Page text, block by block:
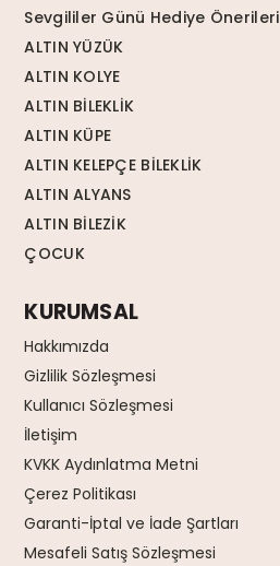
Sevgililer Günü Hediye Önerileri
ALTIN YÜZÜK
ALTIN KOLYE
ALTIN BİLEKLİK
ALTIN KÜPE
ALTIN KELEPÇE BİLEKLİK
ALTIN ALYANS
ALTIN BİLEZİK
ÇOCUK
KURUMSAL
Hakkımızda
Gizlilik Sözleşmesi
Kullanıcı Sözleşmesi
İletişim
KVKK Aydınlatma Metni
Çerez Politikası
Garanti-İptal ve İade Şartları
Mesafeli Satış Sözleşmesi